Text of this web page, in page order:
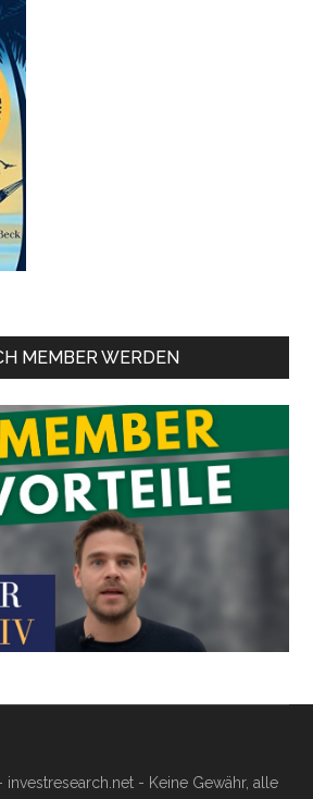
MEMBER WERDEN
- Keine Gewähr, alle